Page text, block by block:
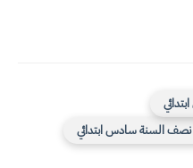
نصف السنة سادس ابتدائي